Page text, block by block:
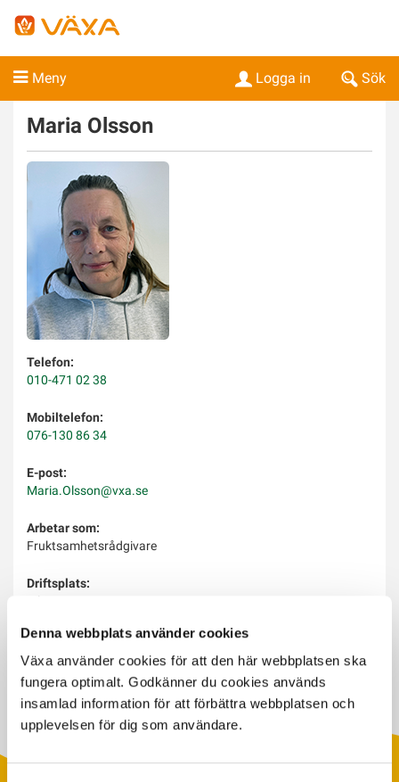
Denna webbplats använder cookies
Växa använder cookies för att den här webbplatsen ska
fungera optimalt. Godkänner du cookies används
insamlad information för att förbättra webbplatsen och
upplevelsen för dig som användare.
Meny Sök
Logga in
Maria Olsson
Telefon:
010-471 02 38
Mobiltelefon:
076-130 86 34
E-post:
Maria.Olsson@vxa.se
Arbetar som:
Fruktsamhetsrådgivare
Driftsplats:
Kil
Arbetar med:
Semin, avhorning, dräktightesundersökning, Ultraljud